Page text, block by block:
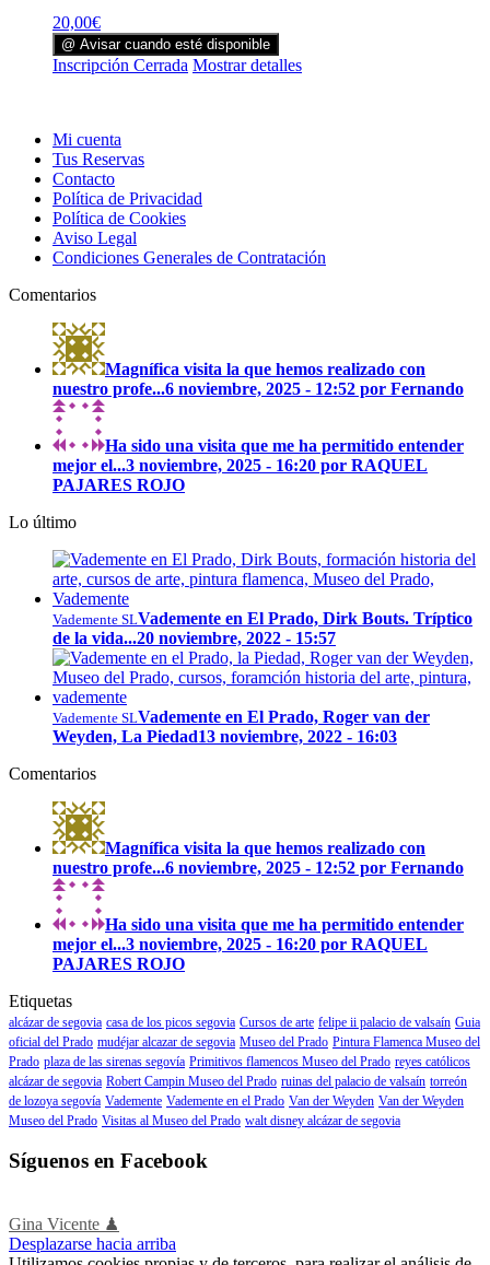
20,00€
@ Avisar cuando esté disponible
Inscripción Cerrada Mostrar detalles
Mi cuenta
Tus Reservas
Contacto
Política de Privacidad
Política de Cookies
Aviso Legal
Condiciones Generales de Contratación
Comentarios
Magnífica visita la que hemos realizado con
nuestro profe...6 noviembre, 2025 - 12:52 por Fernando
Ha sido una visita que me ha permitido entender
mejor el...3 noviembre, 2025 - 16:20 por RAQUEL
PAJARES ROJO
Lo último
Vademente SLVademente en El Prado, Dirk Bouts. Tríptico
de la vida...20 noviembre, 2022 - 15:57
Vademente SLVademente en El Prado, Roger van der
Weyden, La Piedad13 noviembre, 2022 - 16:03
Comentarios
Magnífica visita la que hemos realizado con
nuestro profe...6 noviembre, 2025 - 12:52 por Fernando
Ha sido una visita que me ha permitido entender
mejor el...3 noviembre, 2025 - 16:20 por RAQUEL
PAJARES ROJO
Etiquetas
alcázar de segovia casa de los picos segovia Cursos de arte felipe ii palacio de valsaín Guia
oficial del Prado mudéjar alcazar de segovia Museo del Prado Pintura Flamenca Museo del
Prado plaza de las sirenas segovía Primitivos flamencos Museo del Prado reyes católicos
alcázar de segovia Robert Campin Museo del Prado ruinas del palacio de valsaín torreón
de lozoya segovía Vademente Vademente en el Prado Van der Weyden Van der Weyden
Museo del Prado Visitas al Museo del Prado walt disney alcázar de segovia
Síguenos en Facebook
Gina Vicente ♟
Desplazarse hacia arriba